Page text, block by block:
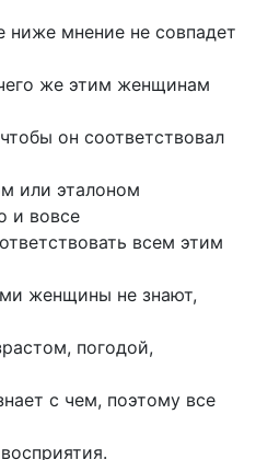
мнение не совпадет
же этим женщинам
он соответствовал
или эталоном
и вовсе
всем этим
женщины не знают,
погодой,
с чем, поэтому все